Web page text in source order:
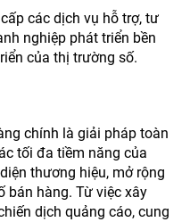
các dịch vụ hỗ trợ, tư
nghiệp phát triển bền
của thị trường số.
chính là giải pháp toàn
tối đa tiềm năng của
thương hiệu, mở rộng
bán hàng. Từ việc xây
dịch quảng cáo, cung